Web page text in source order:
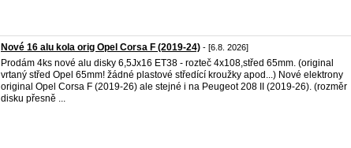
Nové 16 alu kola orig Opel Corsa F (2019-24) - [6.8. 2026]
Prodám 4ks nové alu disky 6,5Jx16 ET38 - rozteč 4x108,střed 65mm. (original
vrtaný střed Opel 65mm! žádné plastové středící kroužky apod...) Nové elektrony
original Opel Corsa F (2019-26) ale stejné i na Peugeot 208 II (2019-26). (rozměr
disku přesně ...